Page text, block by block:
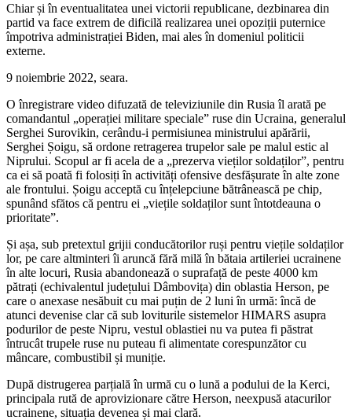
Chiar și în eventualitatea unei victorii republicane, dezbinarea din
partid va face extrem de dificilă realizarea unei opoziții puternice
împotriva administrației Biden, mai ales în domeniul politicii
externe.
9 noiembrie 2022, seara.
O înregistrare video difuzată de televiziunile din Rusia îl arată pe
comandantul „operației militare speciale” ruse din Ucraina, generalul
Serghei Surovikin, cerându-i permisiunea ministrului apărării,
Serghei Șoigu, să ordone retragerea trupelor sale pe malul estic al
Niprului. Scopul ar fi acela de a „prezerva vieților soldaților”, pentru
ca ei să poată fi folosiți în activități ofensive desfășurate în alte zone
ale frontului. Șoigu acceptă cu înțelepciune bătrânească pe chip,
spunând sfătos că pentru ei „viețile soldaților sunt întotdeauna o
prioritate”.
Și așa, sub pretextul grijii conducătorilor ruși pentru viețile soldaților
lor, pe care altminteri îi aruncă fără milă în bătaia artileriei ucrainene
în alte locuri, Rusia abandonează o suprafață de peste 4000 km
pătrați (echivalentul județului Dâmbovița) din oblastia Herson, pe
care o anexase nesăbuit cu mai puțin de 2 luni în urmă: încă de
atunci devenise clar că sub loviturile sistemelor HIMARS asupra
podurilor de peste Nipru, vestul oblastiei nu va putea fi păstrat
întrucât trupele ruse nu puteau fi alimentate corespunzător cu
mâncare, combustibil și muniție.
După distrugerea parțială în urmă cu o lună a podului de la Kerci,
principala rută de aprovizionare către Herson, neexpusă atacurilor
ucrainene, situația devenea și mai clară.